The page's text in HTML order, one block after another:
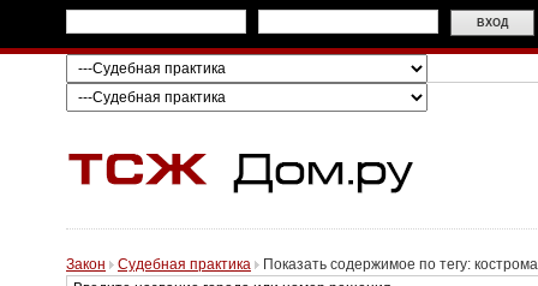
Закон Судебная практика Показать содержимое по тегу: кострома